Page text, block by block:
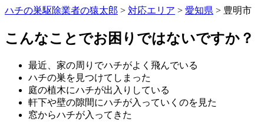
ハチの巣駆除業者の猿太郎 > 対応エリア > 愛知県 > 豊明市
こんなことでお困りではないですか？
最近、家の周りでハチがよく飛んでいる
ハチの巣を見つけてしまった
庭の植木にハチが出入りしている
軒下や壁の隙間にハチが入っていくのを見た
窓からハチが入ってきた